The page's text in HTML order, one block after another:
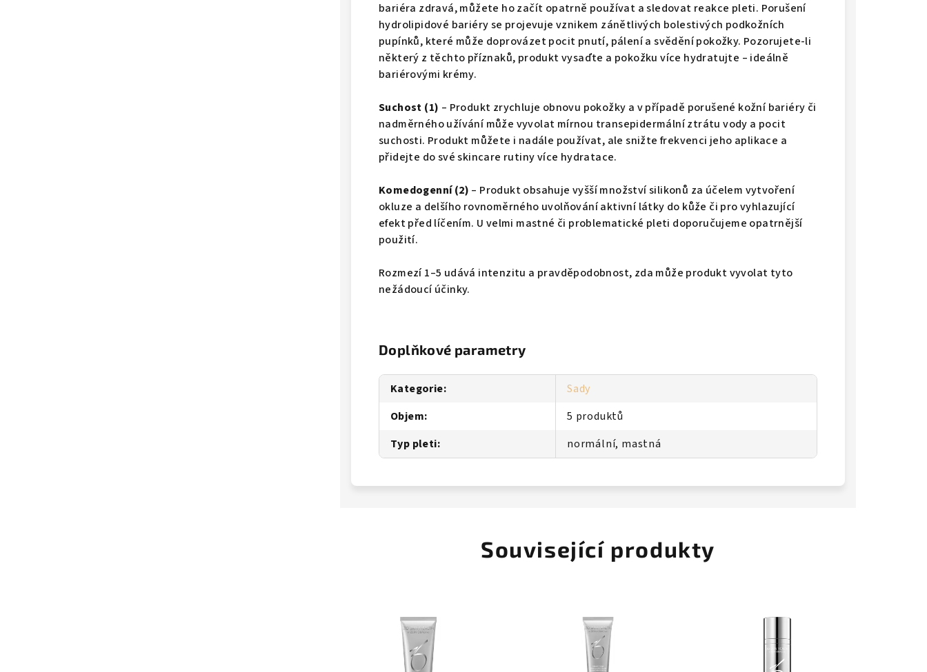
bariéra zdravá, můžete ho začít opatrně používat a sledovat reakce pleti. Porušení
hydrolipidové bariéry se projevuje vznikem zánětlivých bolestivých podkožních
pupínků, které může doprovázet pocit pnutí, pálení a svědění pokožky. Pozorujete-li
některý z těchto příznaků, produkt vysaďte a pokožku více hydratujte – ideálně
bariérovými krémy.
Suchost (1) – Produkt zrychluje obnovu pokožky a v případě porušené kožní bariéry či
nadměrného užívání může vyvolat mírnou transepidermální ztrátu vody a pocit
suchosti. Produkt můžete i nadále používat, ale snižte frekvenci jeho aplikace a
přidejte do své skincare rutiny více hydratace.
Komedogenní (2) – Produkt obsahuje vyšší množství silikonů za účelem vytvoření
okluze a delšího rovnoměrného uvolňování aktivní látky do kůže či pro vyhlazující
efekt před líčením. U velmi mastné či problematické pleti doporučujeme opatrnější
použití.
Rozmezí 1–5 udává intenzitu a pravděpodobnost, zda může produkt vyvolat tyto
nežádoucí účinky.
Doplňkové parametry
Kategorie:
Sady
Objem:
5 produktů
Typ pleti: normální, mastná
Související produkty